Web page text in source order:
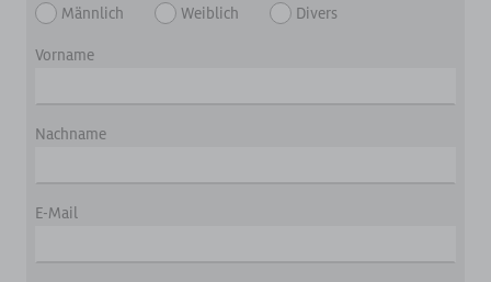
Männlich
Weiblich Divers
Vorname
Nachname
E-Mail